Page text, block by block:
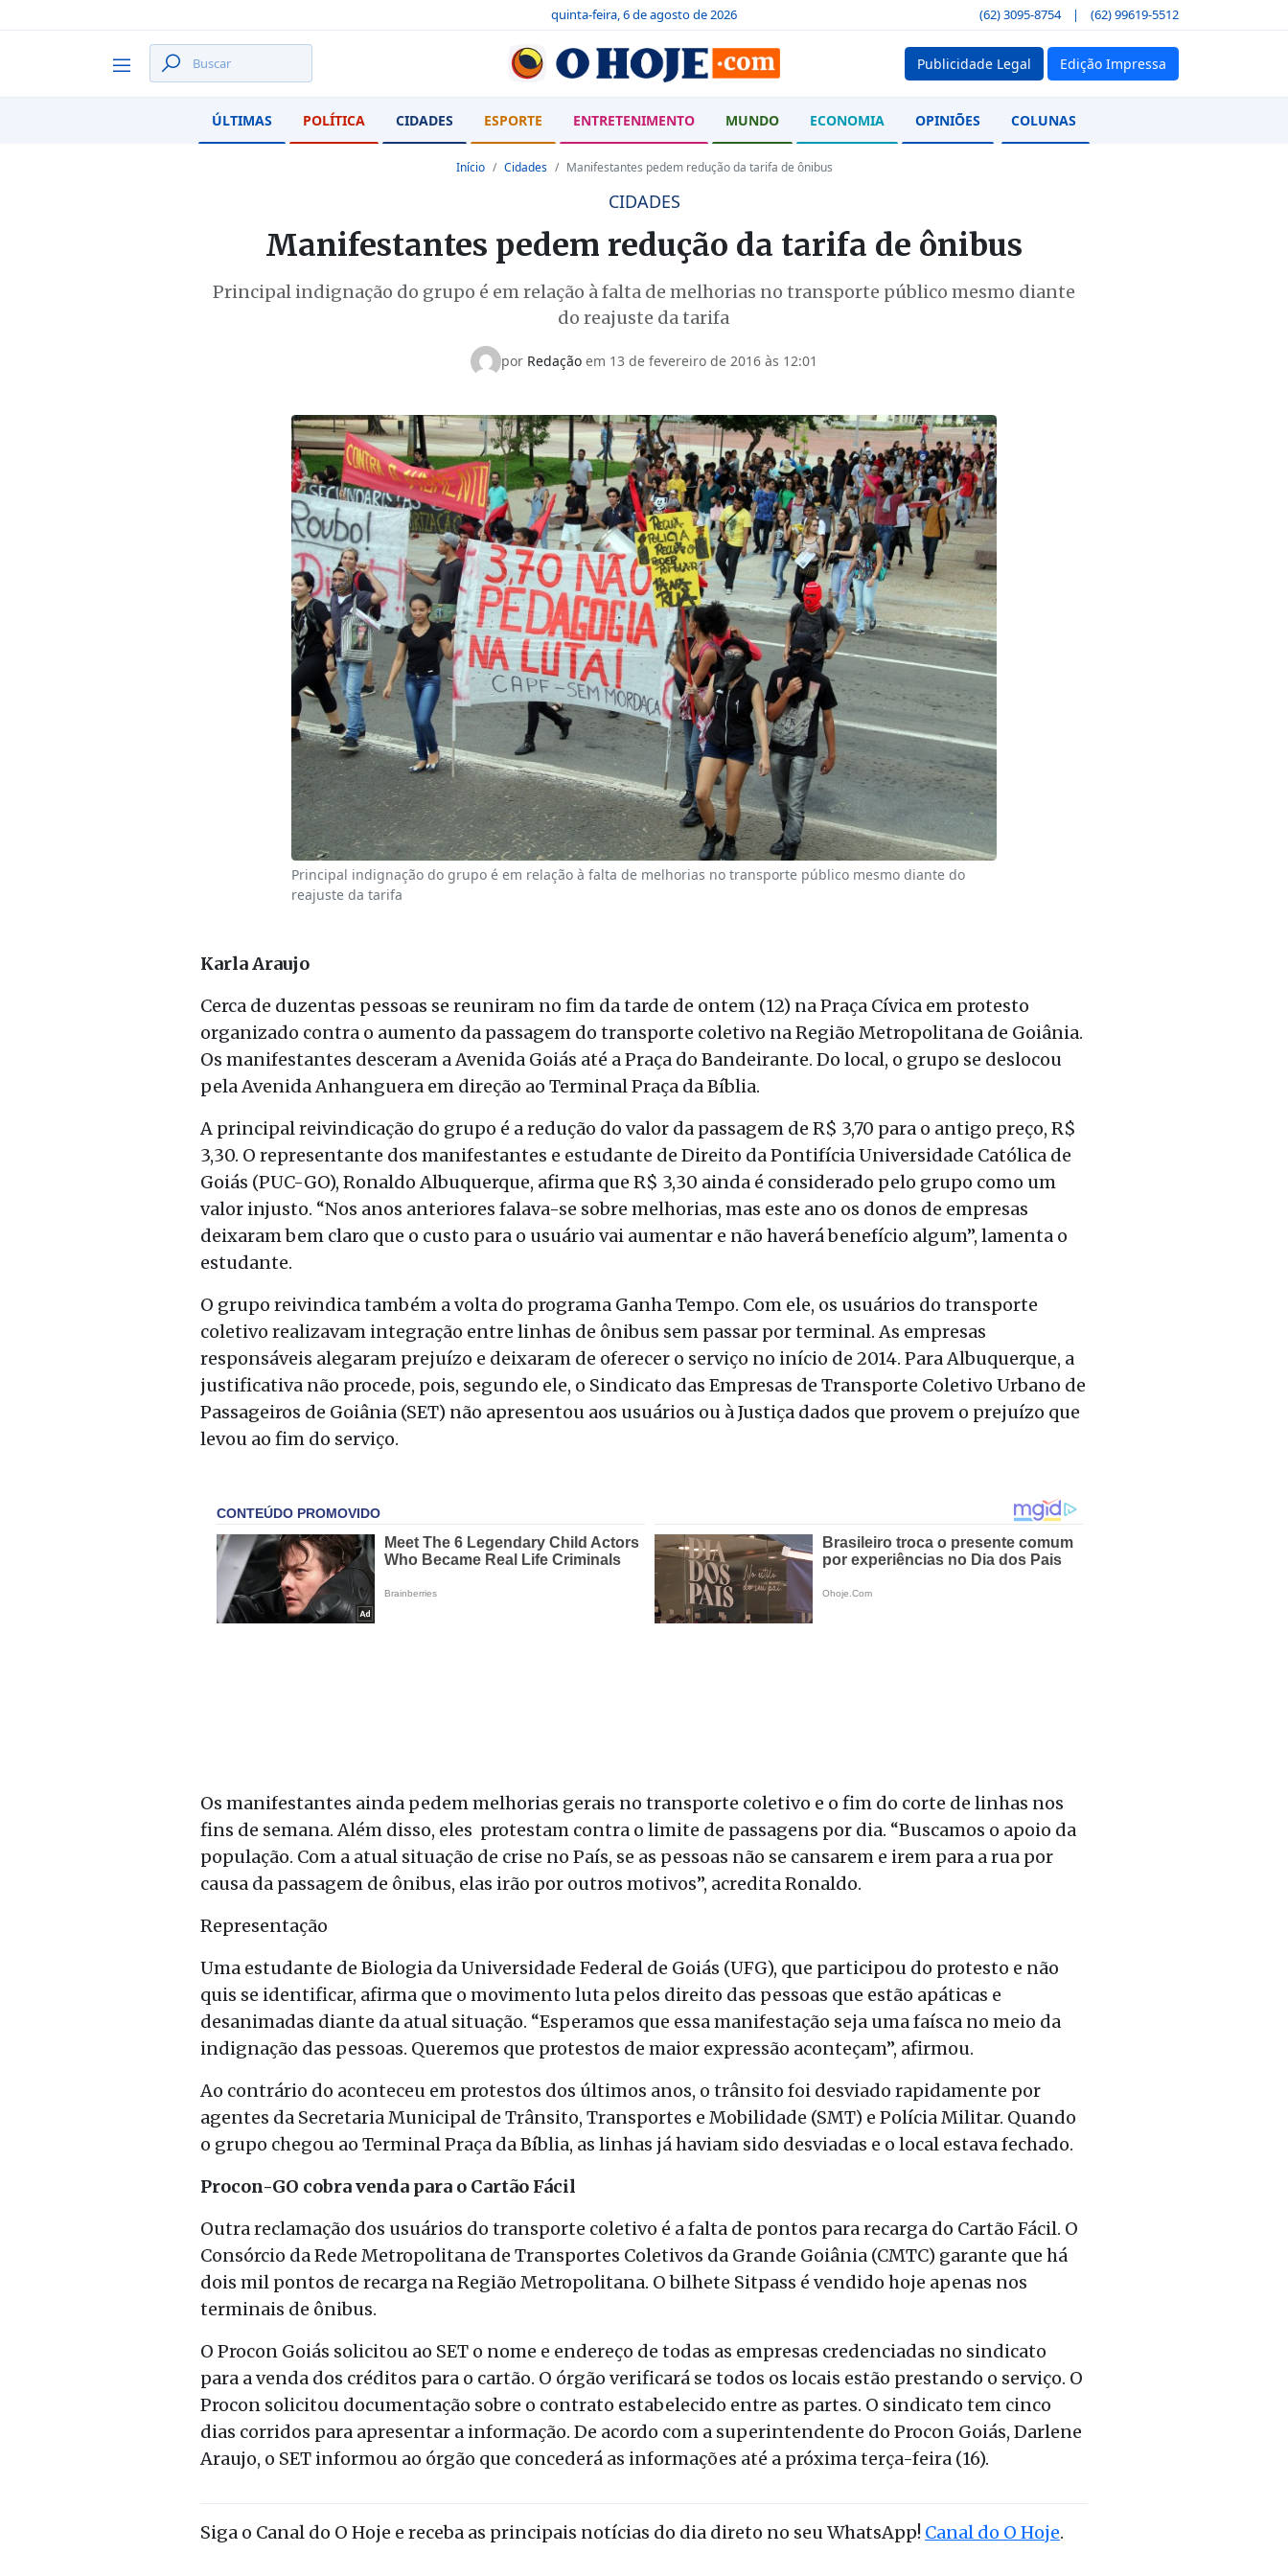
quinta-feira, 6 de agosto de 2026 (62) 3095-8754 | (62) 99619-5512
Publicidade Legal Edição Impressa
ÚLTIMAS POLÍTICA CIDADES ESPORTE ENTRETENIMENTO MUNDO ECONOMIA OPINIÕES COLUNAS
Início Cidades Manifestantes pedem redução da tarifa de ônibus
CIDADES
Manifestantes pedem redução da tarifa de ônibus
Principal indignação do grupo é em relação à falta de melhorias no transporte público mesmo diante
do reajuste da tarifa
por Redaçãoem 13 de fevereiro de 2016 às 12:01
Principal indignação do grupo é em relação à falta de melhorias no transporte público mesmo diante do
reajuste da tarifa
Karla Araujo
Cerca de duzentas pessoas se reuniram no fim da tarde de ontem (12) na Praça Cívica em protesto
organizado contra o aumento da passagem do transporte coletivo na Região Metropolitana de Goiânia.
Os manifestantes desceram a Avenida Goiás até a Praça do Bandeirante. Do local, o grupo se deslocou
pela Avenida Anhanguera em direção ao Terminal Praça da Bíblia.
A principal reivindicação do grupo é a redução do valor da passagem de R$ 3,70 para o antigo preço, R$
3,30. O representante dos manifestantes e estudante de Direito da Pontifícia Universidade Católica de
Goiás (PUC-GO), Ronaldo Albuquerque, afirma que R$ 3,30 ainda é considerado pelo grupo como um
valor injusto. “Nos anos anteriores falava-se sobre melhorias, mas este ano os donos de empresas
deixaram bem claro que o custo para o usuário vai aumentar e não haverá benefício algum”, lamenta o
estudante.
O grupo reivindica também a volta do programa Ganha Tempo. Com ele, os usuários do transporte
coletivo realizavam integração entre linhas de ônibus sem passar por terminal. As empresas
responsáveis alegaram prejuízo e deixaram de oferecer o serviço no início de 2014. Para Albuquerque, a
justificativa não procede, pois, segundo ele, o Sindicato das Empresas de Transporte Coletivo Urbano de
Passageiros de Goiânia (SET) não apresentou aos usuários ou à Justiça dados que provem o prejuízo que
levou ao fim do serviço.
Os manifestantes ainda pedem melhorias gerais no transporte coletivo e o fim do corte de linhas nos
fins de semana. Além disso, eles protestam contra o limite de passagens por dia. “Buscamos o apoio da
população. Com a atual situação de crise no País, se as pessoas não se cansarem e irem para a rua por
causa da passagem de ônibus, elas irão por outros motivos”, acredita Ronaldo.
Representação
Uma estudante de Biologia da Universidade Federal de Goiás (UFG), que participou do protesto e não
quis se identificar, afirma que o movimento luta pelos direito das pessoas que estão apáticas e
desanimadas diante da atual situação. “Esperamos que essa manifestação seja uma faísca no meio da
indignação das pessoas. Queremos que protestos de maior expressão aconteçam”, afirmou.
Ao contrário do aconteceu em protestos dos últimos anos, o trânsito foi desviado rapidamente por
agentes da Secretaria Municipal de Trânsito, Transportes e Mobilidade (SMT) e Polícia Militar. Quando
o grupo chegou ao Terminal Praça da Bíblia, as linhas já haviam sido desviadas e o local estava fechado.
Procon-GO cobra venda para o Cartão Fácil
Outra reclamação dos usuários do transporte coletivo é a falta de pontos para recarga do Cartão Fácil. O
Consórcio da Rede Metropolitana de Transportes Coletivos da Grande Goiânia (CMTC) garante que há
dois mil pontos de recarga na Região Metropolitana. O bilhete Sitpass é vendido hoje apenas nos
terminais de ônibus.
O Procon Goiás solicitou ao SET o nome e endereço de todas as empresas credenciadas no sindicato
para a venda dos créditos para o cartão. O órgão verificará se todos os locais estão prestando o serviço. O
Procon solicitou documentação sobre o contrato estabelecido entre as partes. O sindicato tem cinco
dias corridos para apresentar a informação. De acordo com a superintendente do Procon Goiás, Darlene
Araujo, o SET informou ao órgão que concederá as informações até a próxima terça-feira (16).
Siga o Canal do O Hoje e receba as principais notícias do dia direto no seu WhatsApp! Canal do O Hoje.